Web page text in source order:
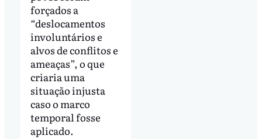
forçados a
“deslocamentos
involuntários e
alvos de conflitos e
ameaças”, o que
criaria uma
situação injusta
caso o marco
temporal fosse
aplicado.